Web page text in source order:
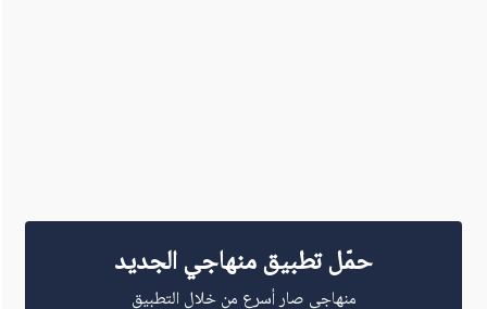
حمّل تطبيق منهاجي الجديد
منهاجي صار أسرع من خلال التطبيق